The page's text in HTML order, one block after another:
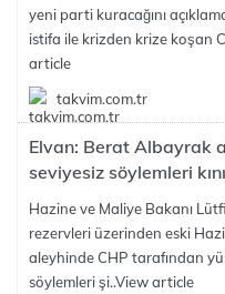
yeni parti kuracağını
istifa ile krizden krize koşan
article
takvim.com.tr
Elvan: Berat Albayrak
seviyesiz söylemleri
Hazine ve Maliye Bakanı
rezervleri üzerinden eski
aleyhinde CHP tarafından
söylemleri şi..View article